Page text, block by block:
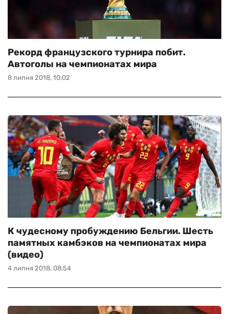
8 липня 2018, 10:02
Рекорд французского турнира побит.
Автоголы на чемпионатах мира
4 липня 2018, 08:54
К чудесному пробуждению Бельгии. Шесть
памятных камбэков на чемпионатах мира
(видео)